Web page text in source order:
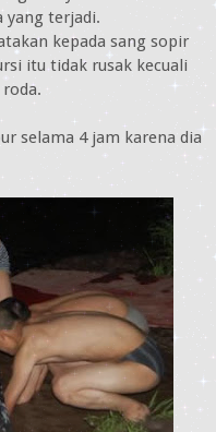
yang terjadi.
kepada sang sopir
itu tidak rusak kecuali
selama 4 jam karena dia